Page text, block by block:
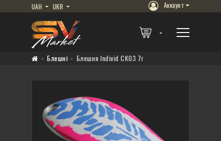
UAH UKR Аккаунт
Блешні Блешня Individ CK03 7г